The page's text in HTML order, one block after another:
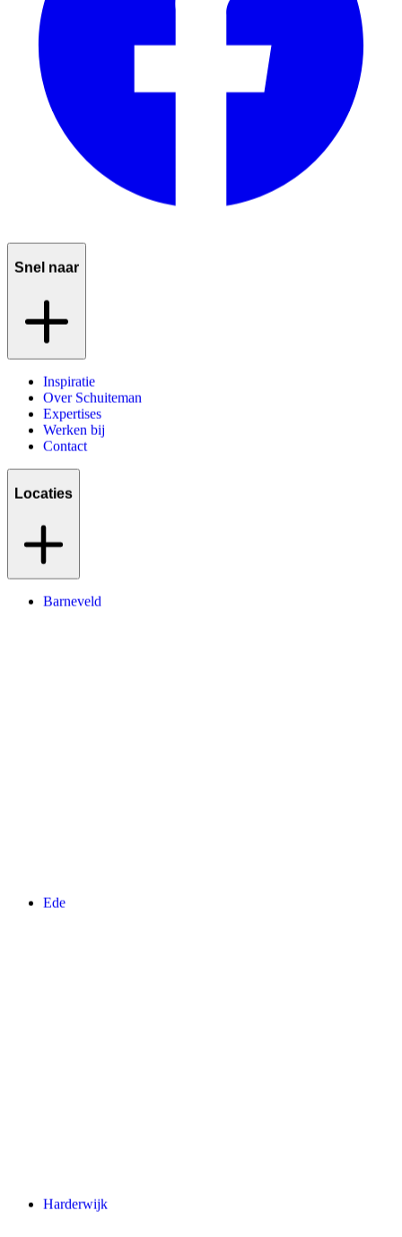
Snel naar
Inspiratie
Over Schuiteman
Expertises
Werken bij
Contact
Locaties
Barneveld
Ede
Harderwijk